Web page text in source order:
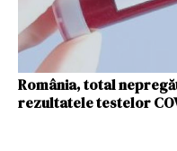
România, total
rezultatele testelor